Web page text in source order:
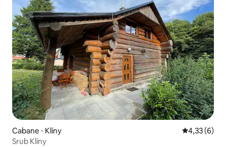
Cabane ⋅ Klíny Évaluation
4,33 (6)
Srub Klíny